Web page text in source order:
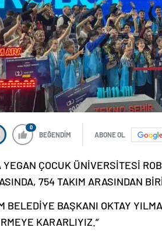
0
BEĞENDİM ABONE OL
YEGAN ÇOCUK ÜNİVERSİTESİ
754 TAKIM ARASINDAN
BELEDİYE BAŞKANI OKTAY
KARARLIYIZ.”